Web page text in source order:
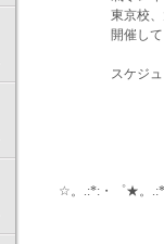
東京校、大阪校
開催してい
スケジュール
☆。.:*:・゜★。